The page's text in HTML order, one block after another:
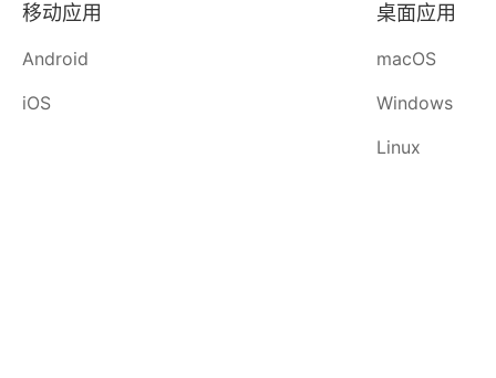
移动应用
Android
iOS
桌面应用
macOS
Windows
Linux